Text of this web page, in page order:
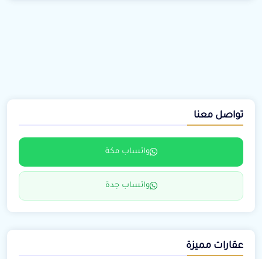
تواصل معنا
واتساب مكة
واتساب جدة
عقارات مميزة